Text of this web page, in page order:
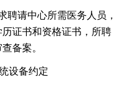
聘请中心所需医务人员，
证书和资格证书，所聘
备案。
设备约定